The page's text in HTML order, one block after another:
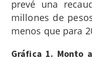
prevé una
millones de
menos que para
Gráfica 1. Monto